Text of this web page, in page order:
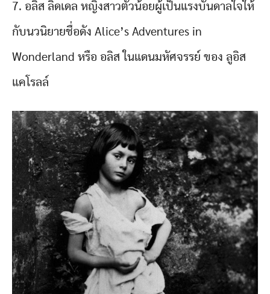
7. อลิส ลิดเดล หญิงสาวตัวน้อยผู้เป็นแรงบันดาลใจให้
กับนวนิยายชื่อดัง Alice’s Adventures in
Wonderland หรือ อลิส ในแดนมหัศจรรย์ ของ ลูอิส
แคโรลล์